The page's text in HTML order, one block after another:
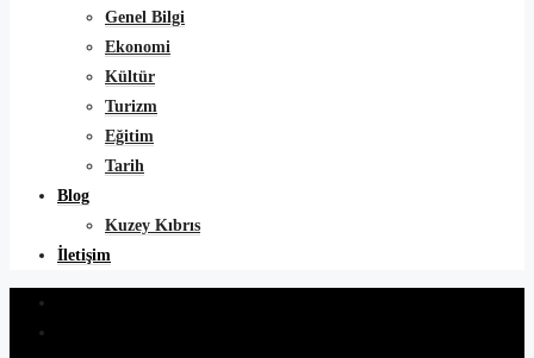
Genel Bilgi
Ekonomi
Kültür
Turizm
Eğitim
Tarih
Blog
Kuzey Kıbrıs
İletişim